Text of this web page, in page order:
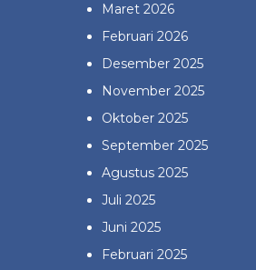
Maret 2026
Februari 2026
Desember 2025
November 2025
Oktober 2025
September 2025
Agustus 2025
Juli 2025
Juni 2025
Februari 2025